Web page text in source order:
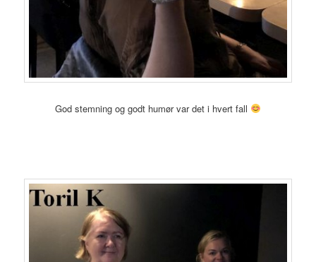
God stemning og godt humør var det i hvert fall